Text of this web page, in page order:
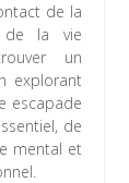
de la
de la vie
un
explorant
escapade
de
mental et